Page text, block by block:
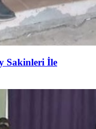
Sakinleri İle